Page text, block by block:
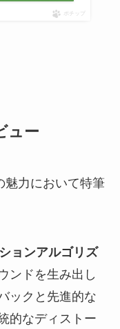
ポチップ
ュー
魅力において特筆
ョンアルゴリズ
ンドを生み出し
ックと先進的な
的なディストー